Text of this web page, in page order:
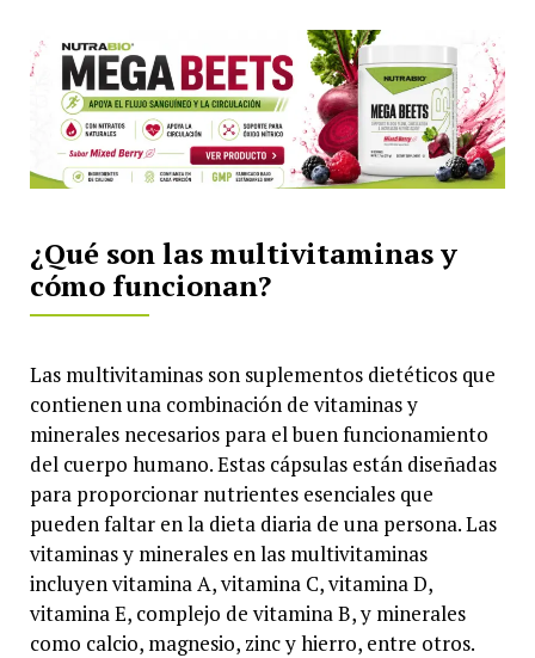
¿Qué son las multivitaminas y
cómo funcionan?
Las multivitaminas son suplementos dietéticos que
contienen una combinación de vitaminas y
minerales necesarios para el buen funcionamiento
del cuerpo humano. Estas cápsulas están diseñadas
para proporcionar nutrientes esenciales que
pueden faltar en la dieta diaria de una persona. Las
vitaminas y minerales en las multivitaminas
incluyen vitamina A, vitamina C, vitamina D,
vitamina E, complejo de vitamina B, y minerales
como calcio, magnesio, zinc y hierro, entre otros.